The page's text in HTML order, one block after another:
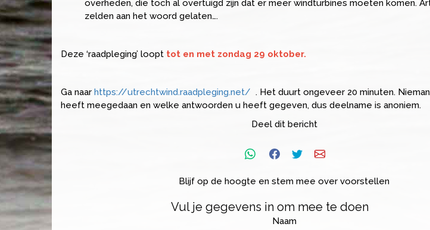
overheden, die toch al overtuigd zijn dat er meer windturbines moeten komen.
zelden aan het woord gelaten….
Deze ‘raadpleging’ loopt tot en met zondag 29 oktober.
Ga naar https://utrechtwind.raadpleging.net/ . Het duurt ongeveer 20 minuten.
heeft meegedaan en welke antwoorden u heeft gegeven, dus deelname is anoniem.
Deel dit bericht
Blijf op de hoogte en stem mee over voorstellen
Vul je gegevens in om mee te doen
Naam